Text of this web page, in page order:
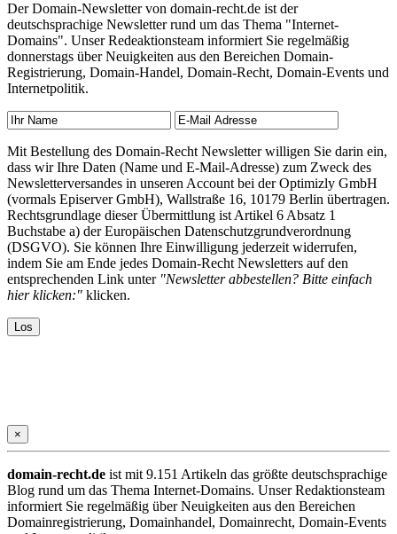
Der Domain-Newsletter von domain-recht.de ist der
deutschsprachige Newsletter rund um das Thema "Internet-
Domains". Unser Redeaktionsteam informiert Sie regelmäßig
donnerstags über Neuigkeiten aus den Bereichen Domain-
Registrierung, Domain-Handel, Domain-Recht, Domain-Events und
Internetpolitik.
Mit Bestellung des Domain-Recht Newsletter willigen Sie darin ein,
dass wir Ihre Daten (Name und E-Mail-Adresse) zum Zweck des
Newsletterversandes in unseren Account bei der Optimizly GmbH
(vormals Episerver GmbH), Wallstraße 16, 10179 Berlin übertragen.
Rechtsgrundlage dieser Übermittlung ist Artikel 6 Absatz 1
Buchstabe a) der Europäischen Datenschutzgrundverordnung
(DSGVO). Sie können Ihre Einwilligung jederzeit widerrufen,
indem Sie am Ende jedes Domain-Recht Newsletters auf den
entsprechenden Link unter "Newsletter abbestellen? Bitte einfach
hier klicken:" klicken.
×
domain-recht.de ist mit 9.151 Artikeln das größte deutschsprachige
Blog rund um das Thema Internet-Domains. Unser Redaktionsteam
informiert Sie regelmäßig über Neuigkeiten aus den Bereichen
Domainregistrierung, Domainhandel, Domainrecht, Domain-Events